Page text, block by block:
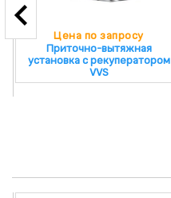
Цена по запросу
Приточно-вытяжная
установка с рекуператором
VVS